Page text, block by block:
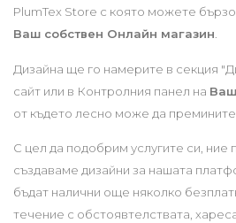
PlumTex Store с която можете
Ваш собствен Онлайн магазин.
Дизайна ще го намерите в секция
сайт или в Контролния панел на
от където лесно може да премините
С цел да подобрим услугите си,
създаваме дизайни за нашата
бъдат налични още няколко
течение с обстоявтелствата,